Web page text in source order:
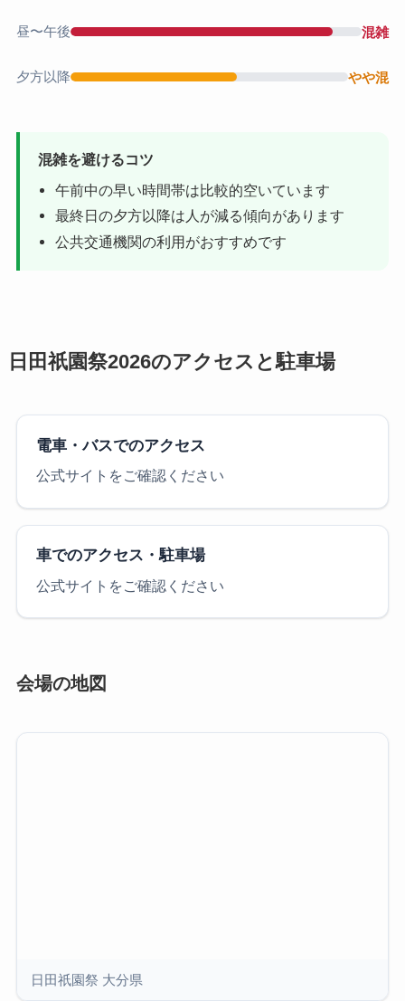
昼〜午後 混雑
夕方以降 やや混
混雑を避けるコツ
午前中の早い時間帯は比較的空いています
最終日の夕方以降は人が減る傾向があります
公共交通機関の利用がおすすめです
日田祇園祭2026のアクセスと駐車場
電車・バスでのアクセス
公式サイトをご確認ください
車でのアクセス・駐車場
公式サイトをご確認ください
会場の地図
日田祇園祭 大分県